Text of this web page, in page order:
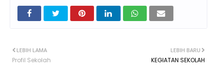
LEBIH BARU
KEGIATAN SEKOLAH
LEBIH LAMA
Profil Sekolah